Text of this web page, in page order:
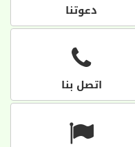
دعوتنا
اتصل بنا